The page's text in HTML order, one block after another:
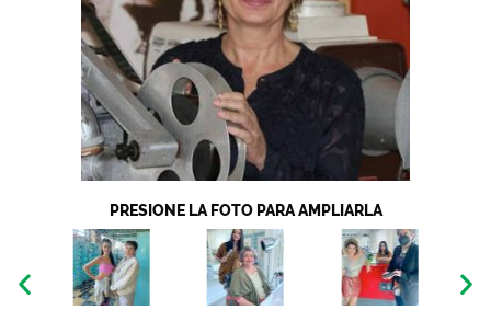
PRESIONE LA FOTO PARA AMPLIARLA